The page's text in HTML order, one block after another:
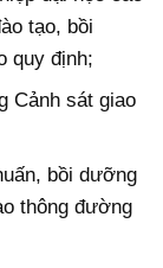
tạo, bồi
quy định;
Cảnh sát giao
bồi dưỡng
thông đường